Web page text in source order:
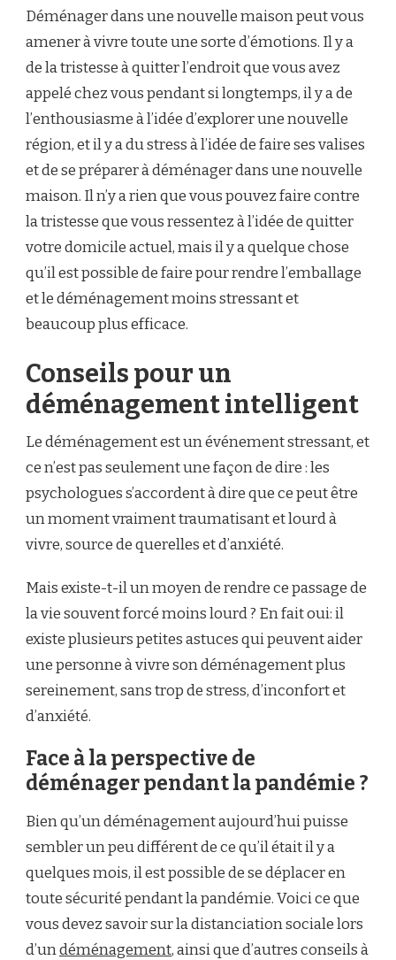
Déménager dans une nouvelle maison peut vous
amener à vivre toute une sorte d’émotions. Il y a
de la tristesse à quitter l’endroit que vous avez
appelé chez vous pendant si longtemps, il y a de
l’enthousiasme à l’idée d’explorer une nouvelle
région, et il y a du stress à l’idée de faire ses valises
et de se préparer à déménager dans une nouvelle
maison. Il n’y a rien que vous pouvez faire contre
la tristesse que vous ressentez à l’idée de quitter
votre domicile actuel, mais il y a quelque chose
qu’il est possible de faire pour rendre l’emballage
et le déménagement moins stressant et
beaucoup plus efficace.
Conseils pour un
déménagement intelligent
Le déménagement est un événement stressant, et
ce n’est pas seulement une façon de dire : les
psychologues s’accordent à dire que ce peut être
un moment vraiment traumatisant et lourd à
vivre, source de querelles et d’anxiété.
Mais existe-t-il un moyen de rendre ce passage de
la vie souvent forcé moins lourd ? En fait oui: il
existe plusieurs petites astuces qui peuvent aider
une personne à vivre son déménagement plus
sereinement, sans trop de stress, d’inconfort et
d’anxiété.
Face à la perspective de
déménager pendant la pandémie ?
Bien qu’un déménagement aujourd’hui puisse
sembler un peu différent de ce qu’il était il y a
quelques mois, il est possible de se déplacer en
toute sécurité pendant la pandémie. Voici ce que
vous devez savoir sur la distanciation sociale lors
d’undéménagement, ainsi que d’autres conseils à